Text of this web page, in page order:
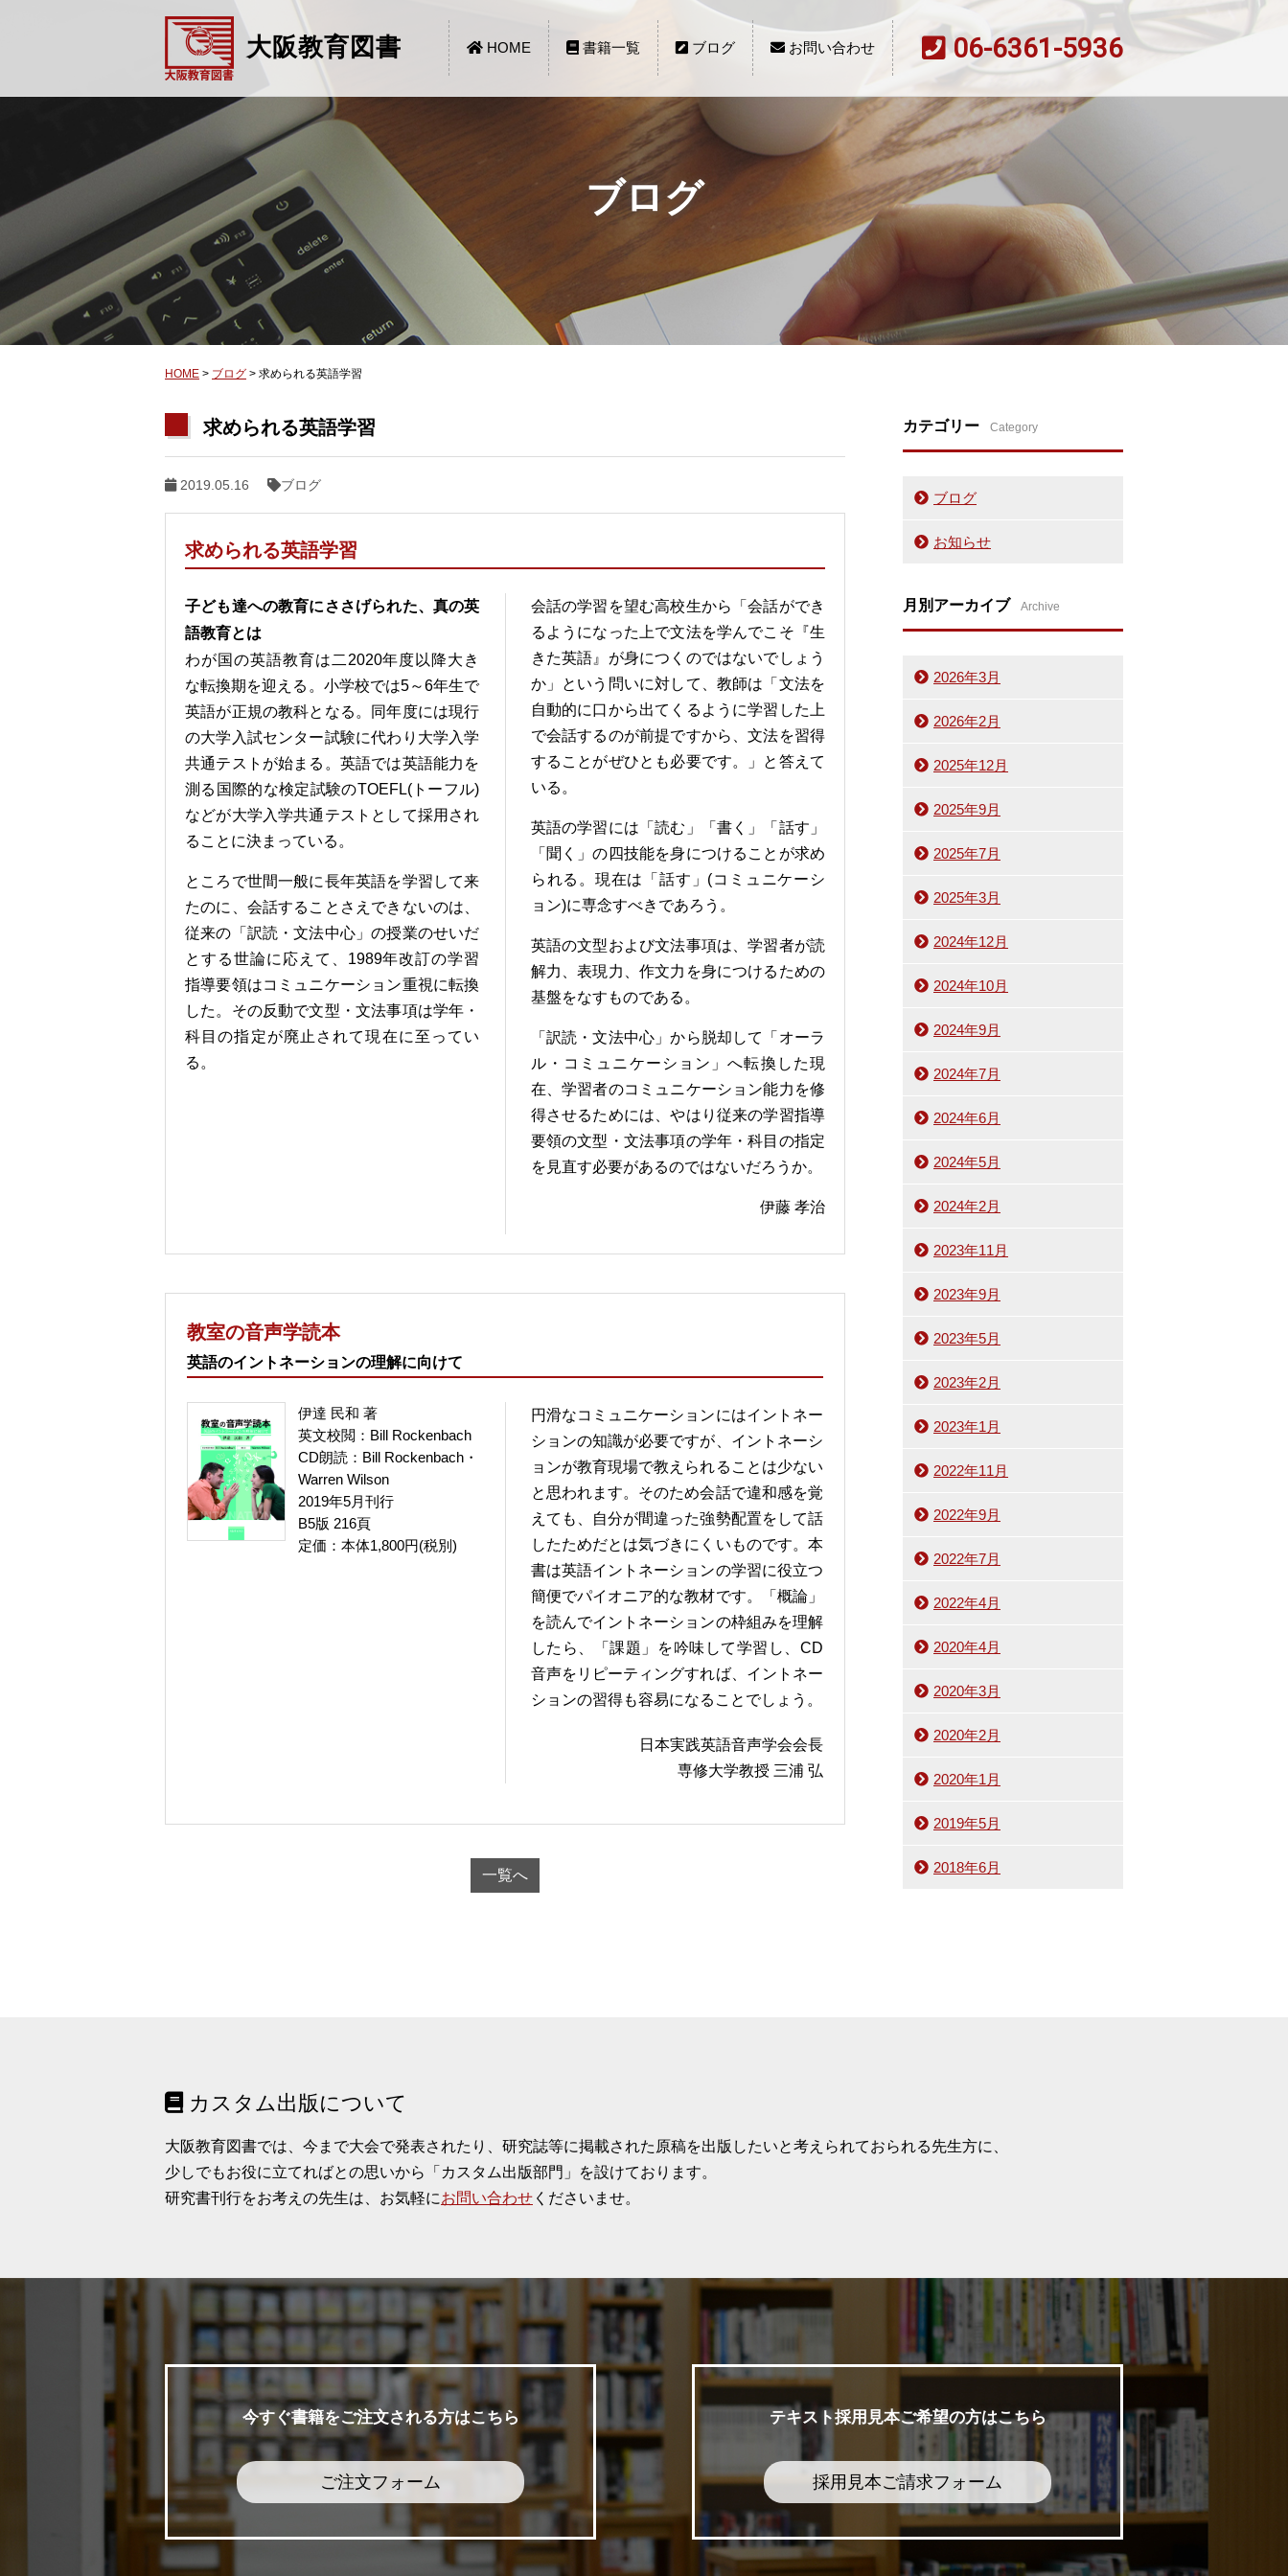
大阪教育図書 HOME 書籍一覧 ブログ お問い合わせ 06-6361-5936
ブログ
HOME > ブログ > 求められる英語学習
求められる英語学習
2019.05.16 ブログ
求められる英語学習
子ども達への教育にささげられた、真の英
語教育とは
わが国の英語教育は二2020年度以降大き
な転換期を迎える。小学校では5～6年生で
英語が正規の教科となる。同年度には現行
の大学入試センター試験に代わり大学入学
共通テストが始まる。英語では英語能力を
測る国際的な検定試験のTOEFL(トーフル)
などが大学入学共通テストとして採用され
ることに決まっている。
ところで世間一般に長年英語を学習して来
たのに、会話することさえできないのは、
従来の「訳読・文法中心」の授業のせいだ
とする世論に応えて、1989年改訂の学習
指導要領はコミュニケーション重視に転換
した。その反動で文型・文法事項は学年・
科目の指定が廃止されて現在に至ってい
る。
会話の学習を望む高校生から「会話ができ
るようになった上で文法を学んでこそ『生
きた英語』が身につくのではないでしょう
か」という問いに対して、教師は「文法を
自動的に口から出てくるように学習した上
で会話するのが前提ですから、文法を習得
することがぜひとも必要です。」と答えて
いる。
英語の学習には「読む」「書く」「話す」
「聞く」の四技能を身につけることが求め
られる。現在は「話す」(コミュニケーシ
ョン)に専念すべきであろう。
英語の文型および文法事項は、学習者が読
解力、表現力、作文力を身につけるための
基盤をなすものである。
「訳読・文法中心」から脱却して「オーラ
ル・コミュニケーション」へ転換した現
在、学習者のコミュニケーション能力を修
得させるためには、やはり従来の学習指導
要領の文型・文法事項の学年・科目の指定
を見直す必要があるのではないだろうか。
伊藤 孝治
教室の音声学読本
英語のイントネーションの理解に向けて
伊達 民和 著
英文校閲：Bill Rockenbach
CD朗読：Bill Rockenbach・
Warren Wilson
2019年5月刊行
B5版 216頁
定価：本体1,800円(税別)
円滑なコミュニケーションにはイントネー
ションの知識が必要ですが、イントネーシ
ョンが教育現場で教えられることは少ない
と思われます。そのため会話で違和感を覚
えても、自分が間違った強勢配置をして話
したためだとは気づきにくいものです。本
書は英語イントネーションの学習に役立つ
簡便でパイオニア的な教材です。「概論」
を読んでイントネーションの枠組みを理解
したら、「課題」を吟味して学習し、CD
音声をリピーティングすれば、イントネー
ションの習得も容易になることでしょう。
日本実践英語音声学会会長
専修大学教授 三浦 弘
一覧へ
カテゴリー Category
ブログ
お知らせ
月別アーカイブ Archive
2026年3月
2026年2月
2025年12月
2025年9月
2025年7月
2025年3月
2024年12月
2024年10月
2024年9月
2024年7月
2024年6月
2024年5月
2024年2月
2023年11月
2023年9月
2023年5月
2023年2月
2023年1月
2022年11月
2022年9月
2022年7月
2022年4月
2020年4月
2020年3月
2020年2月
2020年1月
2019年5月
2018年6月
カスタム出版について
大阪教育図書では、今まで大会で発表されたり、研究誌等に掲載された原稿を出版したいと考えられておられる先生方に、
少しでもお役に立てればとの思いから「カスタム出版部門」を設けております。
研究書刊行をお考えの先生は、お気軽にお問い合わせ くださいませ。
今すぐ書籍をご注文される方はこちら
ご注文フォーム
テキスト採用見本ご希望の方はこちら
採用見本ご請求フォーム